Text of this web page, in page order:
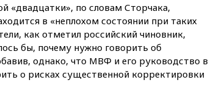
04:00 Суд взыскал почти 5 млн
рублей в пользу семьи
отравившегося в детсаду
мальчика
03:00МИД РФ: попытки Запада
рассорить Россию и Казахстан
«двадцатки», по словам Сторчака,
в «неплохом состоянии при таких
как отметил российский чиновник,
бы, почему нужно говорить об
однако, что МВФ и его руководство в
о рисках существенной корректировки